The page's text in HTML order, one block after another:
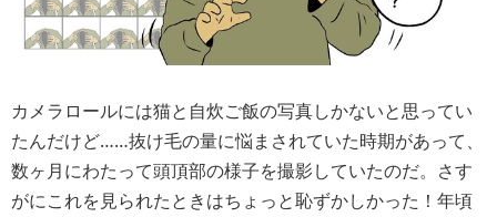
カメラロールには猫と自炊ご飯の写真しかないと思ってい
たんだけど……抜け毛の量に悩まされていた時期があって、
数ヶ月にわたって頭頂部の様子を撮影していたのだ。さす
がにこれを見られたときはちょっと恥ずかしかった！年頃